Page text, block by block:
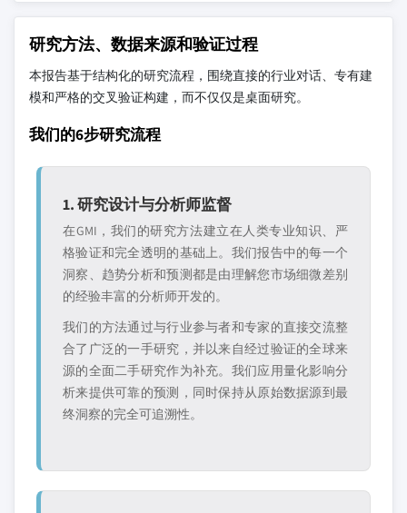
研究方法、数据来源和验证过程
本报告基于结构化的研究流程，围绕直接的行业对话、专有建
模和严格的交叉验证构建，而不仅仅是桌面研究。
我们的6步研究流程
1. 研究设计与分析师监督
在GMI，我们的研究方法建立在人类专业知识、严
格验证和完全透明的基础上。我们报告中的每一个
洞察、趋势分析和预测都是由理解您市场细微差别
的经验丰富的分析师开发的。
我们的方法通过与行业参与者和专家的直接交流整
合了广泛的一手研究，并以来自经过验证的全球来
源的全面二手研究作为补充。我们应用量化影响分
析来提供可靠的预测，同时保持从原始数据源到最
终洞察的完全可追溯性。